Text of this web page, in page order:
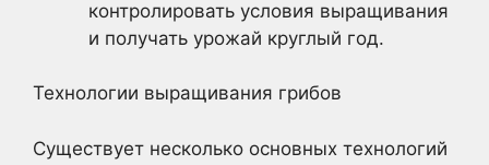
контролировать условия выращивания
и получать урожай круглый год.
Технологии выращивания грибов
Существует несколько основных технологий